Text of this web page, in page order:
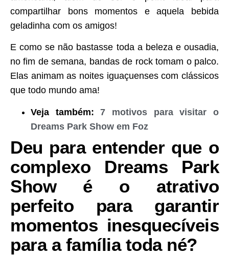
compartilhar bons momentos e aquela bebida
geladinha com os amigos!
E como se não bastasse toda a beleza e ousadia,
no fim de semana, bandas de rock tomam o palco.
Elas animam as noites iguaçuenses com clássicos
que todo mundo ama!
Veja também:
7 motivos para visitar o
Dreams Park Show em Foz
Deu para entender que o
complexo Dreams Park
Show é o atrativo
perfeito para garantir
momentos inesquecíveis
para a família toda né?